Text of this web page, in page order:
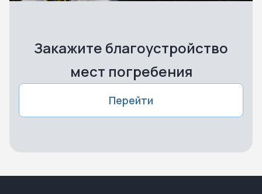
Закажите благоустройство
мест погребения
Перейти